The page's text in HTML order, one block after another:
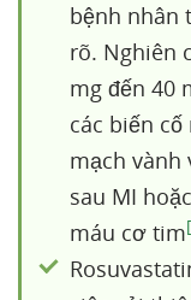
bệnh nhân
rõ. Nghiên
mg đến 40
các biến
mạch vành
sau MI
máu cơ tim